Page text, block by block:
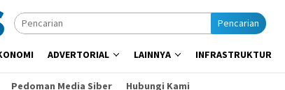
Pencarian
ADVERTORIAL LAINNYA INFRASTRUKTUR
Pedoman Media Siber Hubungi Kami